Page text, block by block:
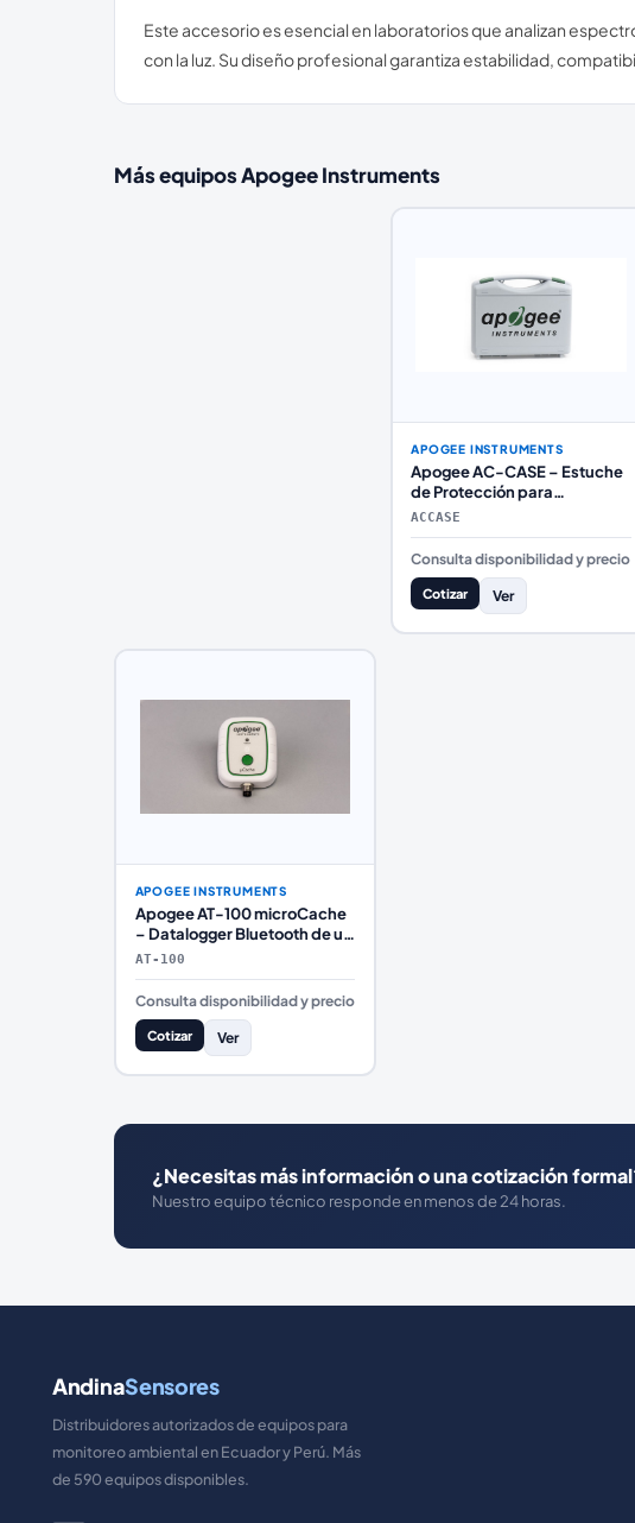
Este accesorio es esencial en laboratorios que analizan
con la luz. Su diseño profesional garantiza estabilidad,
Más equiposApogee Instruments
APOGEE INSTRUMENTS
Apogee AC-CASE – Estuche
de Protección para
Medidores, Sensores y
ACCASE
Consulta disponibilidad y precio
Cotizar Ver
APOGEE INSTRUMENTS
Apogee AT-100 microCache
– Datalogger Bluetooth de un
Solo Sensor (iOS/Android, 9
AT-100
Consulta disponibilidad y precio
Cotizar Ver
¿Necesitas más información o una cotización
Nuestro equipo técnico responde en menos de 24 horas.
AndinaSensores
Distribuidores autorizados de equipos para
monitoreo ambiental en Ecuador y Perú. Más
de 590 equipos disponibles.